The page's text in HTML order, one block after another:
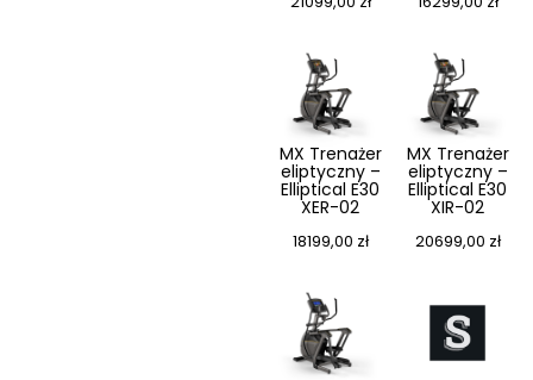
MX Trenażer
eliptyczny –
Elliptical E30
XER-02
18199,00 zł
MX Trenażer
eliptyczny –
Elliptical E30
XIR-02
20699,00 zł